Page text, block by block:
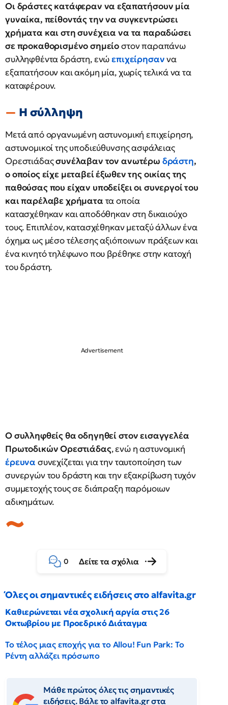
Οι δράστες κατάφεραν να εξαπατήσουν μία
γυναίκα, πείθοντάς την να συγκεντρώσει
χρήματα και στη συνέχεια να τα παραδώσει
σε προκαθορισμένο σημείοστον παραπάνω
συλληφθέντα δράστη, ενώεπιχείρησαννα
εξαπατήσουν και ακόμη μία, χωρίς τελικά να τα
καταφέρουν.
Η σύλληψη
Μετά από οργανωμένη αστυνομική επιχείρηση,
αστυνομικοί της υποδιεύθυνσης ασφάλειας
Ορεστιάδαςσυνέλαβαν τον ανωτέρω δράστη,
ο οποίος είχε μεταβεί έξωθεν της οικίας της
παθούσας που είχαν υποδείξει οι συνεργοί του
και παρέλαβε χρήματα τα οποία
κατασχέθηκαν και αποδόθηκαν στη δικαιούχο
τους. Επιπλέον, κατασχέθηκαν μεταξύ άλλων ένα
όχημα ως μέσο τέλεσης αξιόποινων πράξεων και
ένα κινητό τηλέφωνο που βρέθηκε στην κατοχή
του δράστη.
Ο συλληφθείς θα οδηγηθεί στον εισαγγελέα
Πρωτοδικών Ορεστιάδας, ενώ η αστυνομική
έρευνα συνεχίζεται για την ταυτοποίηση των
συνεργών του δράστη και την εξακρίβωση τυχόν
συμμετοχής τους σε διάπραξη παρόμοιων
αδικημάτων.
0 Δείτε τα σχόλια
Όλες οι σημαντικές ειδήσεις στο alfavita.gr
Καθιερώνεται νέα σχολική αργία στις 26
Οκτωβρίου με Προεδρικό Διάταγμα
Το τέλος μιας εποχής για το Allou! Fun Park: Το
Ρέντη αλλάζει πρόσωπο
Μάθε πρώτος όλες τις σημαντικές
ειδήσεις. Βάλε το alfavita.gr στα